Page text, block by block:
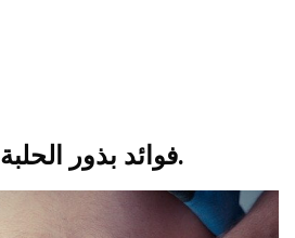
1. فوائد بذور الحلبةفقدان الوزن.